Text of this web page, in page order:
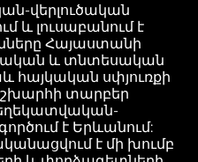
վերլուծական
և լուսաբանում է
Հայաստանի
և տնտեսական
հայկական սփյուռքի
տարբեր
է Երևանում:
է մի խումբ